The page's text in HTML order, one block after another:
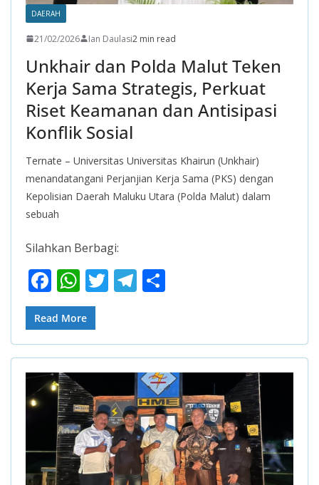
DAERAH
21/02/2026 Ian Daulasi2 min read
Unkhair dan Polda Malut Teken
Kerja Sama Strategis, Perkuat
Riset Keamanan dan Antisipasi
Konflik Sosial
Ternate – Universitas Universitas Khairun (Unkhair)
menandatangani Perjanjian Kerja Sama (PKS) dengan
Kepolisian Daerah Maluku Utara (Polda Malut) dalam
sebuah
Silahkan Berbagi:
F
ac
e
b
o
o
k
W
h
at
s
A
p
p
T
er
T
gr
a
m
e
Read More